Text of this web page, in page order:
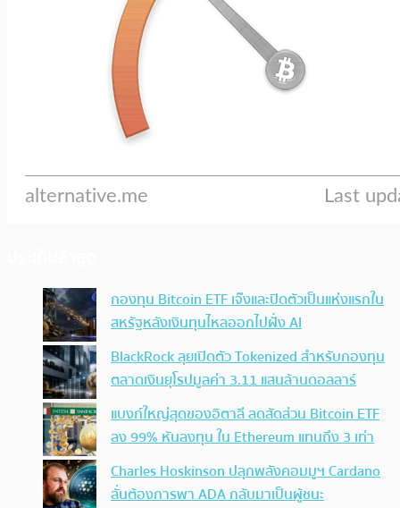
กองทุน Bitcoin ETF เจ๊งและปิดตัวเป็นแห่งแรกใน
สหรัฐหลังเงินทุนไหลออกไปฝั่ง AI
BlackRock ลุยเปิดตัว Tokenized สำหรับกองทุน
ตลาดเงินยุโรปมูลค่า 3.11 แสนล้านดอลลาร์
แบงก์ใหญ่สุดของอิตาลี ลดสัดส่วน Bitcoin ETF
ลง 99% หันลงทุน ใน Ethereum แทนถึง 3 เท่า
Charles Hoskinson ปลุกพลังคอมมูฯ Cardano
ลั่นต้องการพา ADA กลับมาเป็นผู้ชนะ